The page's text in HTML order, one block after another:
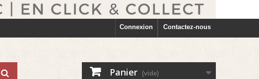
Contactez-nous
Connexion
Panier (vide)